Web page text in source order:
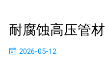
耐腐蚀高压管
2026-05-12